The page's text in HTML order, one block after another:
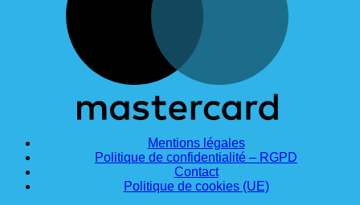
Mentions légales
Politique de confidentialité – RGPD
Contact
Politique de cookies (UE)